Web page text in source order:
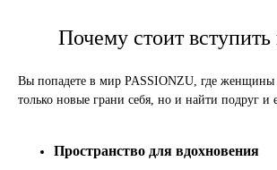
Почему стоит вступить
Вы попадете в мир PASSIONZU, где женщины
только новые грани себя, но и найти подруг
Пространство для вдохновения